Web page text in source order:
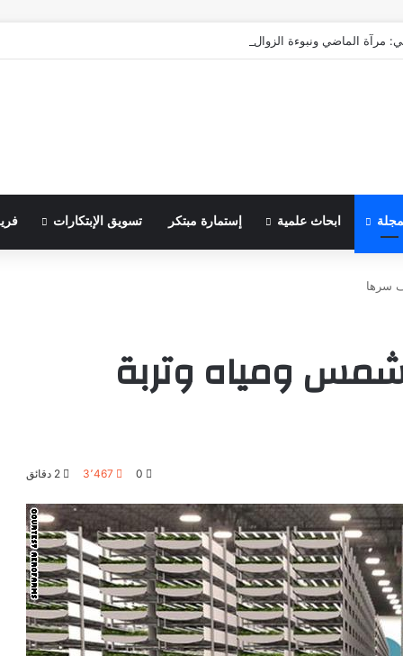
مرآة الماضي ونبوءة الزوال
ابحاث علمية إستمارة مبتكر تسويق الإبتكارات
سرها
شمس ومياه وتربة
0 3٬467